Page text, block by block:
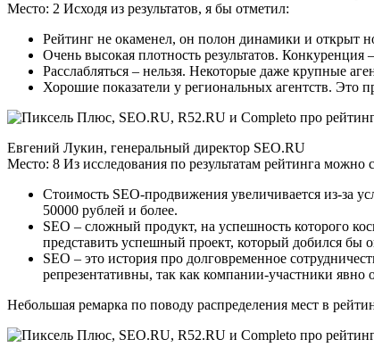
Место: 2 Исходя из результатов, я бы отметил:
Рейтинг не окаменел, он полон динамики и открыт
Очень высокая плотность результатов. Конкуренция
Расслабляться – нельзя. Некоторые даже крупные
Хорошие показатели у региональных агентств. Это
Евгений Лукин, генеральный директор SEO.RU
Место: 8 Из исследования по результатам рейтинга можно
Стоимость SEO-продвижения увеличивается из-за
50000 рублей и более.
SEO – сложный продукт, на успешность которого
представить успешный проект, который добился бы
SEO – это история про долговременное
репрезентативны, так как компании-участники
Небольшая ремарка по поводу распределения мест в